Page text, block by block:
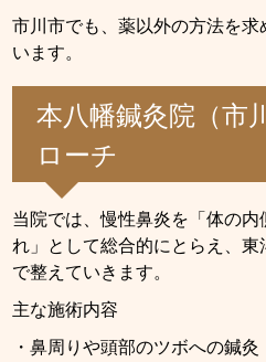
市川市でも、薬以外の方法を
います。
本八幡鍼灸院（市
ローチ
当院では、慢性鼻炎を「体の
れ」として総合的にとらえ、
で整えていきます。
主な施術内容
・鼻周りや頭部のツボへの鍼